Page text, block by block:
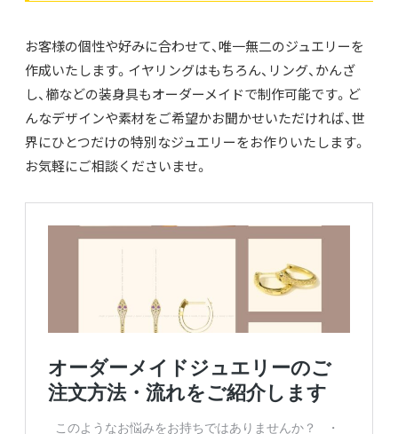
お客様の個性や好みに合わせて、唯一無二のジュエリーを
作成いたします。イヤリングはもちろん、リング、かんざ
し、櫛などの装身具もオーダーメイドで制作可能です。ど
んなデザインや素材をご希望かお聞かせいただければ、世
界にひとつだけの特別なジュエリーをお作りいたします。
お気軽にご相談くださいませ。